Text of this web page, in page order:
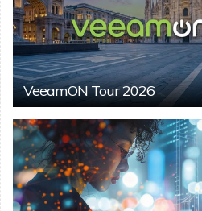
VeeamON Tour 2026